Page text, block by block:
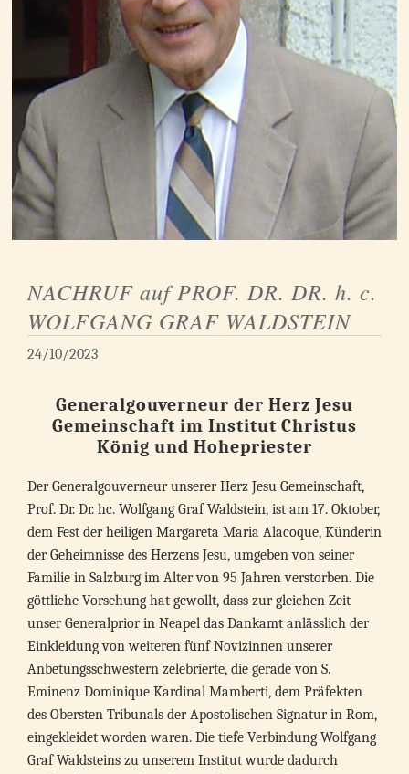
NACHRUF auf PROF. DR. DR. h. c.
WOLFGANG GRAF WALDSTEIN
24/10/2023
Generalgouverneur der Herz Jesu
Gemeinschaft im Institut Christus
König und Hohepriester
Der Generalgouverneur unserer Herz Jesu Gemeinschaft,
Prof. Dr. Dr. hc. Wolfgang Graf Waldstein, ist am 17. Oktober,
dem Fest der heiligen Margareta Maria Alacoque, Künderin
der Geheimnisse des Herzens Jesu, umgeben von seiner
Familie in Salzburg im Alter von 95 Jahren verstorben. Die
göttliche Vorsehung hat gewollt, dass zur gleichen Zeit
unser Generalprior in Neapel das Dankamt anlässlich der
Einkleidung von weiteren fünf Novizinnen unserer
Anbetungsschwestern zelebrierte, die gerade von S.
Eminenz Dominique Kardinal Mamberti, dem Präfekten
des Obersten Tribunals der Apostolischen Signatur in Rom,
eingekleidet worden waren. Die tiefe Verbindung Wolfgang
Graf Waldsteins zu unserem Institut wurde dadurch